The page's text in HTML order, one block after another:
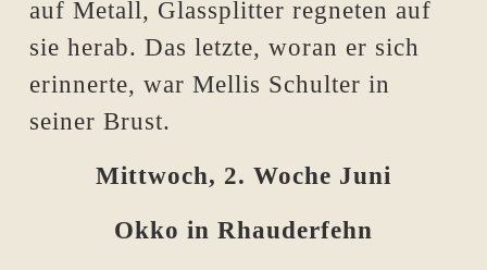
auf Metall, Glassplitter regneten auf
sie herab. Das letzte, woran er sich
erinnerte, war Mellis Schulter in
seiner Brust.
Mittwoch, 2. Woche Juni
Okko in Rhauderfehn